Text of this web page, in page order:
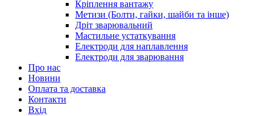
Кріплення вантажу
Метизи (Болти, гайки, шайби та інше)
Дріт зварювальний
Мастильне устаткування
Електроди для наплавлення
Електроди для зварювання
Про нас
Новини
Оплата та доставка
Контакти
Вхiд